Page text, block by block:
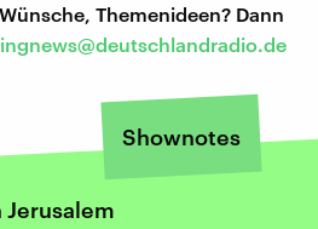
Themenideen? Dann
Shownotes
Jerusalem